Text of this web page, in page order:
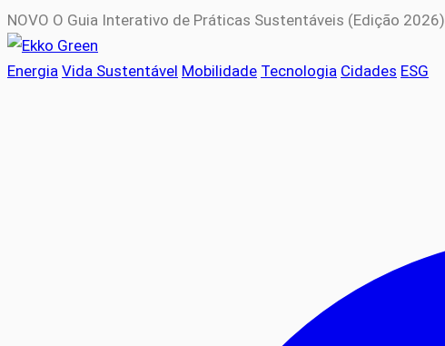
NOVO O Guia Interativo de Práticas Sustentáveis (Edição 2026)
Energia Vida Sustentável Mobilidade Tecnologia Cidades ESG